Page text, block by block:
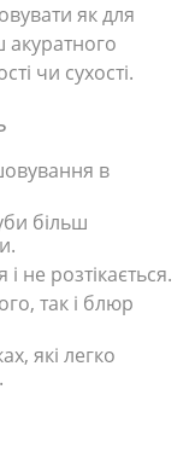
як для
акуратного
чи сухості.
в
більш
не розтікається.
так і блюр
які легко